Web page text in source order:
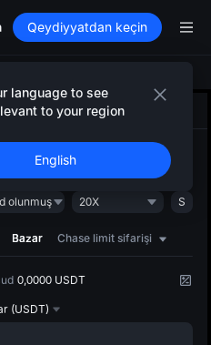
on Aug 10
on Aug 10
Qeydiyyatdan keçin
language to see
to your region
English
24 saatlıq
AI strategiyası
Açın
olunmuş 20X S
Bazar Chase limit sifarişi
0,0000 USDT
(USDT)